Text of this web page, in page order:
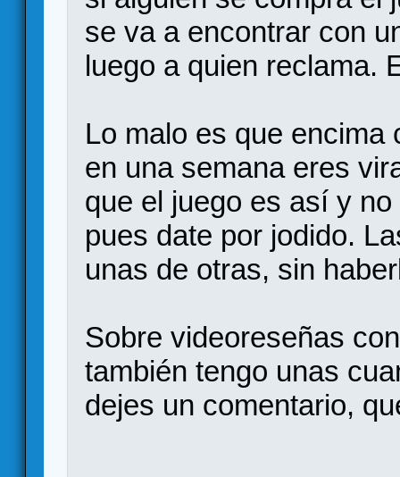
se va a encontrar con
luego a quien reclama.
Lo malo es que encima
en una semana eres
que el juego es así y
pues date por jodido.
unas de otras, sin
Sobre videoreseñas
también tengo unas
dejes un comentario,